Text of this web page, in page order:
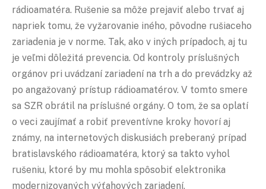
rádioamatéra. Rušenie sa môže prejaviť alebo trvať aj
napriek tomu, že vyžarovanie iného, pôvodne rušiaceho
zariadenia je v norme. Tak, ako v iných prípadoch, aj tu
je veľmi dôležitá prevencia. Od kontroly príslušných
orgánov pri uvádzaní zariadení na trh a do prevádzky až
po angažovaný prístup rádioamatérov. V tomto smere
sa SZR obrátil na príslušné orgány. O tom, že sa oplatí
o veci zaujímať a robiť preventívne kroky hovorí aj
známy, na internetových diskusiách preberaný prípad
bratislavského rádioamatéra, ktorý sa takto vyhol
rušeniu, ktoré by mu mohla spôsobiť elektronika
modernizovaných výťahových zariadení.